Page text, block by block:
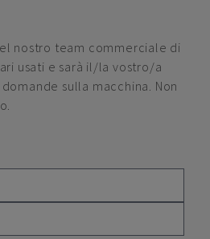
nostro team commerciale di
usati e sarà il/la vostro/a
sulla macchina. Non